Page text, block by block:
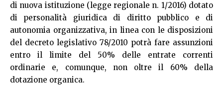
di nuova istituzione (legge regionale n. 1/2016) dotato
di personalità giuridica di diritto pubblico e di
autonomia organizzativa, in linea con le disposizioni
del decreto legislativo 78/2010 potrà fare assunzioni
entro il limite del 50% delle entrate correnti
ordinarie e, comunque, non oltre il 60% della
dotazione organica.